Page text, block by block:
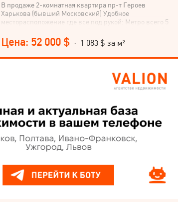
В продаже 2-комнатная квартира пр-т Героев
Харькова (бывший Московский) Удобное
месторасположение где все под рукой: Метро всего 5
Квартира в надежном доме сталинской планировки,
толстые и надежные кирпичные стены,
железобетонные перекрытия (ЖБ). Высокие потолки,
площадь 48 м2, просторная кухня – 9 м2. Выполнен
капитальный ремонт. Полностью заменена
электрическая проводка, установлены новые
металлопластиковые окна. Зимой в квартире очень
тепло Односторонняя квартира с продуманной и
просторной планировкой. Большим преимуществом
есть огромный балкон. Все окна выходят в тихий,
зеленый и ухоженный двор. Квартира продается со
всей необходимой мебелью и техникой
Цена: 52 000 $· 1 083 $ за м²